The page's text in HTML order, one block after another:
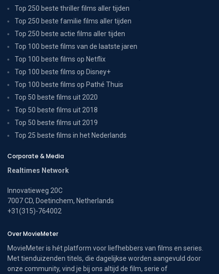
Top 250 beste thriller films aller tijden
Top 250 beste familie films aller tijden
Top 250 beste actie films aller tijden
Top 100 beste films van de laatste jaren
Top 100 beste films op Netflix
Top 100 beste films op Disney+
Top 100 beste films op Pathé Thuis
Top 50 beste films uit 2020
Top 50 beste films uit 2018
Top 50 beste films uit 2019
Top 25 beste films in het Nederlands
Corporate & Media
Realtimes Network
Innovatieweg 20C
7007 CD, Doetinchem, Netherlands
+31(315)-764002
Over MovieMeter
MovieMeter is hét platform voor liefhebbers van films en series.
Met tienduizenden titels, die dagelijkse worden aangevuld door
onze community, vind je bij ons altijd de film, serie of